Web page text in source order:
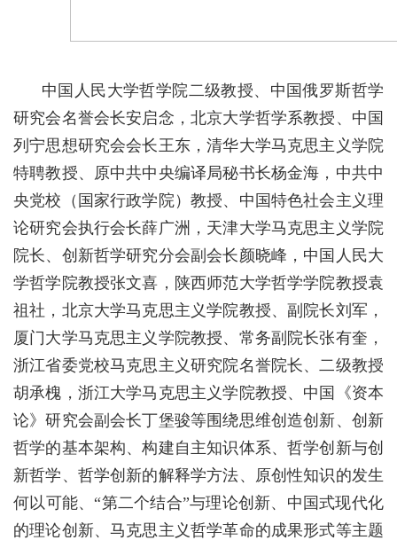
中国人民大学哲学院二级教授、中国俄罗斯哲学
研究会名誉会长安启念，北京大学哲学系教授、中国
列宁思想研究会会长王东，清华大学马克思主义学院
特聘教授、原中共中央编译局秘书长杨金海，中共中
央党校（国家行政学院）教授、中国特色社会主义理
论研究会执行会长薛广洲，天津大学马克思主义学院
院长、创新哲学研究分会副会长颜晓峰，中国人民大
学哲学院教授张文喜，陕西师范大学哲学学院教授袁
祖社，北京大学马克思主义学院教授、副院长刘军，
厦门大学马克思主义学院教授、常务副院长张有奎，
浙江省委党校马克思主义研究院名誉院长、二级教授
胡承槐，浙江大学马克思主义学院教授、中国《资本
论》研究会副会长丁堡骏等围绕思维创造创新、创新
哲学的基本架构、构建自主知识体系、哲学创新与创
新哲学、哲学创新的解释学方法、原创性知识的发生
何以可能、 “第二个结合”与理论创新、中国式现代化
的理论创新、马克思主义哲学革命的成果形式等主题